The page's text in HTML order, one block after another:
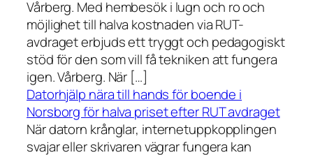
Vårberg. Med hembesök i lugn och ro och
möjlighet till halva kostnaden via RUT-
avdraget erbjuds ett tryggt och pedagogiskt
stöd för den som vill få tekniken att fungera
igen. Vårberg. När […]
Datorhjälp nära till hands för boende i
Norsborg för halva priset efter RUT avdraget
När datorn krånglar, internetuppkopplingen
svajar eller skrivaren vägrar fungera kan